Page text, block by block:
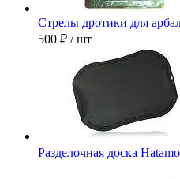
Стрелы дротики для
500 ₽ / шт
Разделочная доска